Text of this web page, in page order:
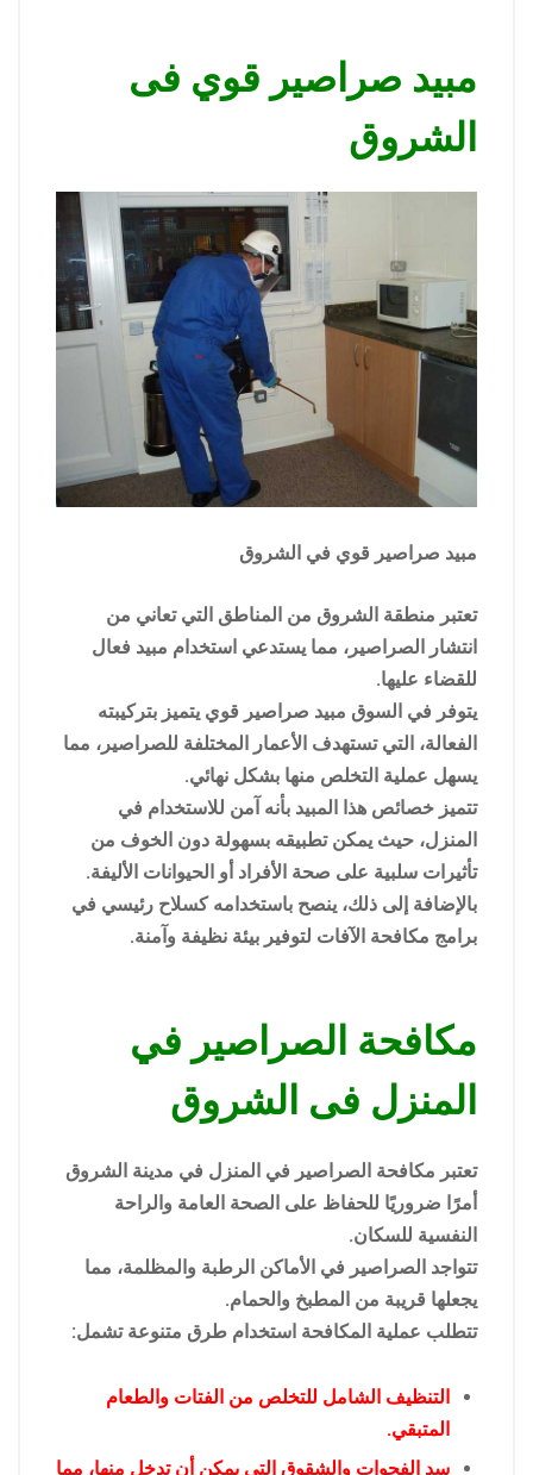
مبيد صراصير قوي فى
الشروق
مبيد صراصير قوي في الشروق
تعتبر منطقة الشروق من المناطق التي تعاني من
انتشار الصراصير، مما يستدعي استخدام مبيد فعال
للقضاء عليها.
يتوفر في السوق مبيد صراصير قوي يتميز بتركيبته
الفعالة، التي تستهدف الأعمار المختلفة للصراصير، مما
يسهل عملية التخلص منها بشكل نهائي.
تتميز خصائص هذا المبيد بأنه آمن للاستخدام في
المنزل، حيث يمكن تطبيقه بسهولة دون الخوف من
تأثيرات سلبية على صحة الأفراد أو الحيوانات الأليفة.
بالإضافة إلى ذلك، ينصح باستخدامه كسلاح رئيسي في
برامج مكافحة الآفات لتوفير بيئة نظيفة وآمنة.
مكافحة الصراصير في
المنزل فى الشروق
تعتبر مكافحة الصراصير في المنزل في مدينة الشروق
أمرًا ضروريًا للحفاظ على الصحة العامة والراحة
النفسية للسكان.
تتواجد الصراصير في الأماكن الرطبة والمظلمة، مما
يجعلها قريبة من المطبخ والحمام.
تتطلب عملية المكافحة استخدام طرق متنوعة تشمل:
التنظيف الشامل للتخلص من الفتات والطعام
المتبقي.
سد الفجوات والشقوق التي يمكن أن تدخل منها، مما